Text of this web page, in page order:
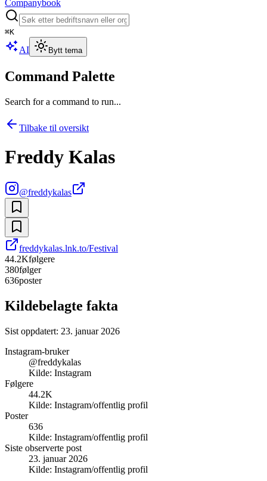
Companybook
⌘K
AI Bytt tema
Command Palette
Search for a command to run...
Tilbake til oversikt
Freddy Kalas
@freddykalas
freddykalas.lnk.to/Festival
44.2Kfølgere
380følger
636poster
Kildebelagte fakta
Sist oppdatert: 23. januar 2026
Instagram-bruker
@freddykalas
Kilde: Instagram
Følgere
44.2K
Kilde: Instagram/offentlig profil
Poster
636
Kilde: Instagram/offentlig profil
Siste observerte post
23. januar 2026
Kilde: Instagram/offentlig profil